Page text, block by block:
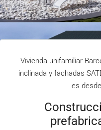
Vivienda unifamiliar
inclinada y fachadas
es